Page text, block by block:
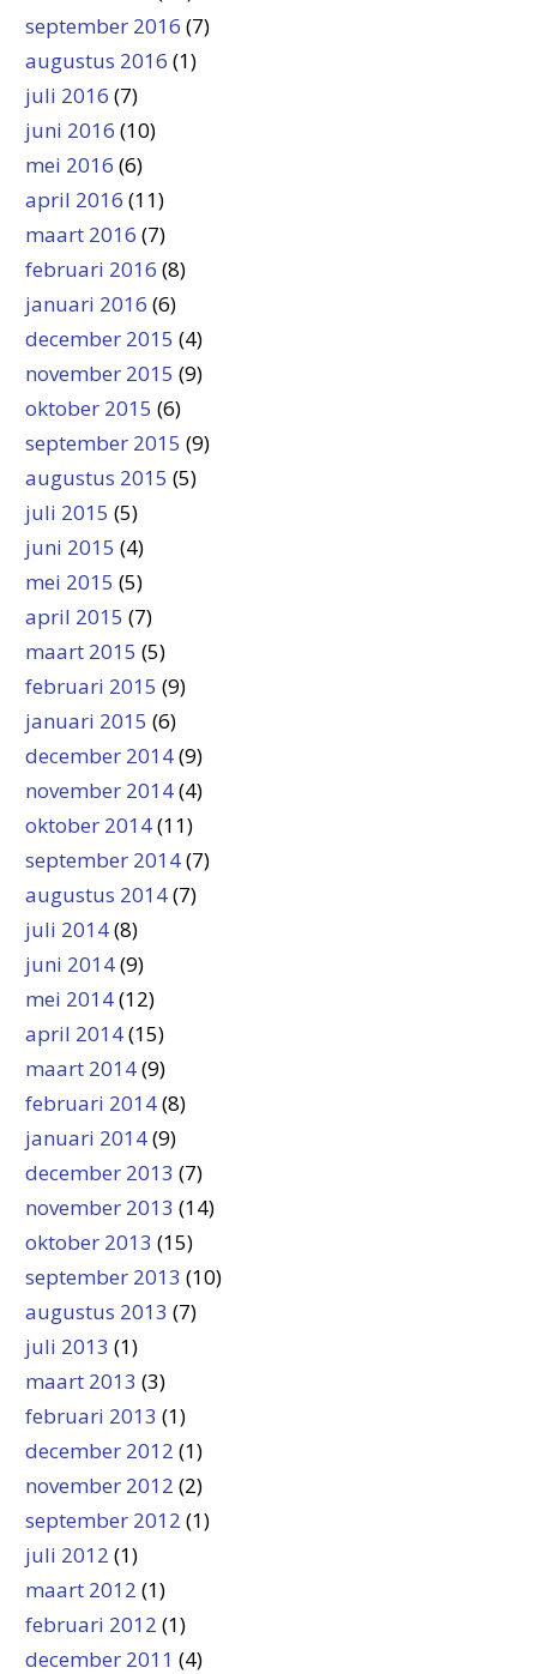
september 2016 (7)
augustus 2016 (1)
juli 2016 (7)
juni 2016 (10)
mei 2016 (6)
april 2016 (11)
maart 2016 (7)
februari 2016 (8)
januari 2016 (6)
december 2015 (4)
november 2015 (9)
oktober 2015 (6)
september 2015 (9)
augustus 2015 (5)
juli 2015 (5)
juni 2015 (4)
mei 2015 (5)
april 2015 (7)
maart 2015 (5)
februari 2015 (9)
januari 2015 (6)
december 2014(9)
november 2014(4)
oktober 2014(11)
september 2014(7)
augustus 2014(7)
juli 2014(8)
juni 2014(9)
mei 2014(12)
april 2014(15)
maart 2014(9)
februari 2014(8)
januari 2014(9)
december 2013 (7)
november 2013 (14)
oktober 2013 (15)
september 2013 (10)
augustus 2013 (7)
juli 2013 (1)
maart 2013 (3)
februari 2013 (1)
december 2012 (1)
november 2012 (2)
september 2012 (1)
juli 2012 (1)
maart 2012 (1)
februari 2012 (1)
december 2011 (4)